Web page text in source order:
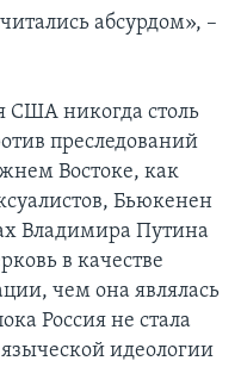
абсурдом», –
США никогда столь
преследований
Востоке, как
Бьюкенен
Владимира Путина
в качестве
чем она являлась
Россия не стала
идеологии